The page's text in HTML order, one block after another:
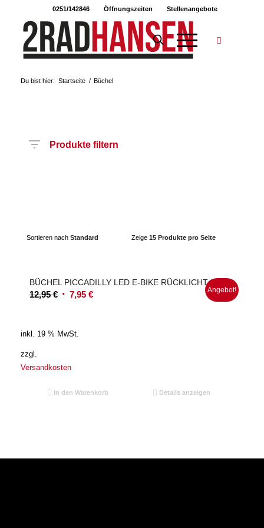
0251/142846 Öffnungszeiten Stellenangebote
Du bist hier: Startseite / Büchel
Produkte filtern
Sortieren nach Standard Zeige 15 Produkte pro Seite
BÜCHEL PICCADILLY LED E-BIKE RÜCKLICHT
12,95€ Ursprünglicher
12,95 €
7,95 €Aktueller
Angebot!
inkl. 19 % MwSt.
zzgl.
Versandkosten
In den Warenkorb Details anzeigen